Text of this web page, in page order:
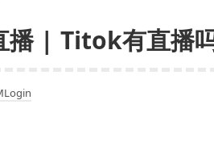
| Titok有直播